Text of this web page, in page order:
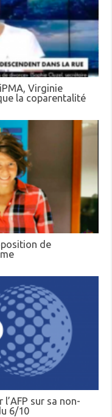
Virginie
la coparentalité
de
sur sa non-
6/10